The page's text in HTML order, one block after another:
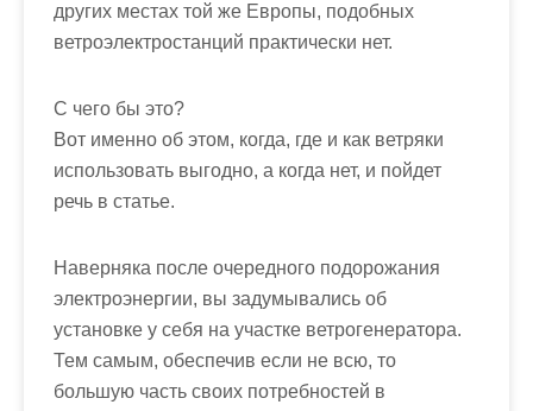
других местах той же Европы, подобных
ветроэлектростанций практически нет.
С чего бы это?
Вот именно об этом, когда, где и как ветряки
использовать выгодно, а когда нет, и пойдет
речь в статье.
Наверняка после очередного подорожания
электроэнергии, вы задумывались об
установке у себя на участке ветрогенератора.
Тем самым, обеспечив если не всю, то
большую часть своих потребностей в